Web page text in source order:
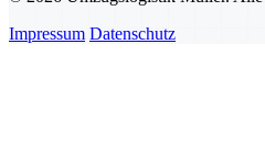
Impressum Datenschutz